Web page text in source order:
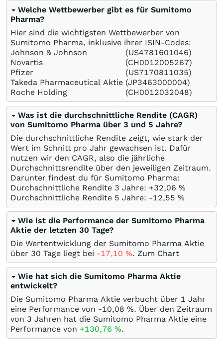
Welche Wettbewerber gibt es für Sumitomo
Pharma?
Hier sind die wichtigsten Wettbewerber von
Sumitomo Pharma, inklusive ihrer ISIN-Codes:
Johnson & Johnson
(US4781601046)
Novartis
(CH0012005267)
Pfizer
(US7170811035)
Takeda Pharmaceutical Aktie (JP3463000004)
Roche Holding
(CH0012032048)
Was ist die durchschnittliche Rendite (CAGR)
von Sumitomo Pharma über 3 und 5 Jahre?
Die durchschnittliche Rendite zeigt, wie stark der
Wert im Schnitt pro Jahr gewachsen ist. Dafür
nutzen wir den CAGR, also die jährliche
Durchschnittsrendite über den jeweiligen Zeitraum.
Darunter findest du für Sumitomo Pharma:
Durchschnittliche Rendite 3 Jahre: +32,06 %
Durchschnittliche Rendite 5 Jahre: -12,55 %
Wie ist die Performance der Sumitomo Pharma
Aktie der letzten 30 Tage?
Die Wertentwicklung der Sumitomo Pharma Aktie
über 30 Tage liegt bei -17,10 %. Zum Chart
Wie hat sich die Sumitomo Pharma Aktie
entwickelt?
Die Sumitomo Pharma Aktie verbucht über 1 Jahr
eine Performance von -10,08 %. Über den Zeitraum
von 3 Jahren hat die Sumitomo Pharma Aktie eine
Performance von +130,76 %.